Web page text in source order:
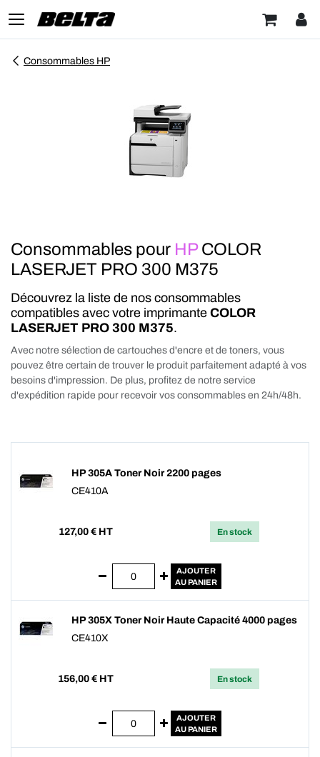
Consommables HP
Consommables pour HPCOLOR
LASERJET PRO 300 M375
Découvrez la liste de nos consommables
compatibles avec votre imprimante COLOR
LASERJET PRO 300 M375.
Avec notre sélection de cartouches d'encre et de toners, vous
pouvez être certain de trouver le produit parfaitement adapté à vos
besoins d'impression. De plus, profitez de notre service
d'expédition rapide pour recevoir vos consommables en 24h/48h.
HP 305A Toner Noir 2200 pages
CE410A
127,00 € HT En stock
AJOUTER
AU PANIER
HP 305X Toner Noir Haute Capacité 4000 pages
CE410X
156,00 € HT En stock
AJOUTER
AU PANIER